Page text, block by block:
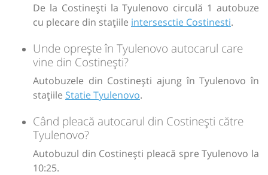
De la Costinești la Tyulenovo circulă 1 autobuze
cu plecare din stațiile intersesctie Costinesti.
Unde oprește în Tyulenovo autocarul care
vine din Costinești?
Autobuzele din Costinești ajung în Tyulenovo în
stațiile Statie Tyulenovo.
Când pleacă autocarul din Costinești către
Tyulenovo?
Autobuzul din Costinești pleacă spre Tyulenovo la
10:25.